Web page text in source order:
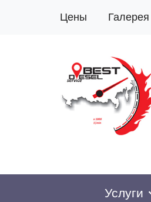
Цены Галерея
Услуги